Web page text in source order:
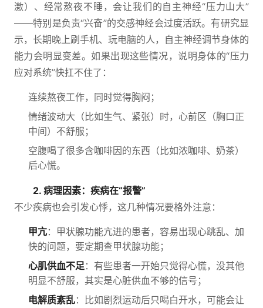
激）、经常熬夜不睡，会让我们的自主神经“压力山大”
——特别是负责“兴奋”的交感神经会过度活跃。有研究显
示，长期晚上刷手机、玩电脑的人，自主神经调节身体的
能力会明显变差。如果出现这些情况，说明身体的“压力
应对系统”快扛不住了：
连续熬夜工作，同时觉得胸闷；
情绪波动大（比如生气、紧张）时，心前区（胸口正
中间）不舒服；
空腹喝了很多含咖啡因的东西（比如浓咖啡、奶茶）
后心慌。
2. 病理因素：疾病在“报警”
不少疾病也会引发心悸，这几种情况要格外注意：
甲亢：甲状腺功能亢进的患者，容易出现心跳乱、加
快的问题，要定期查甲状腺功能；
心肌供血不足：有些患者一开始只觉得心慌，没其他
明显不舒服，其实是心脏供血不够的信号；
电解质紊乱：比如剧烈运动后只喝白开水，可能会让